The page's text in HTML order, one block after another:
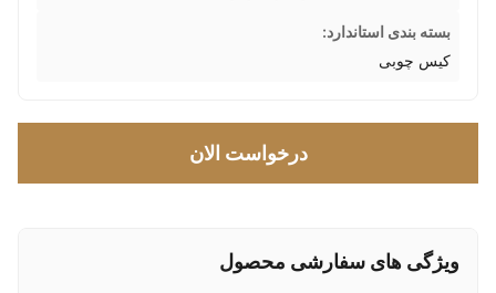
بسته بندی استاندارد:
کیس چوبی
درخواست الان
ویژگی های سفارشی محصول